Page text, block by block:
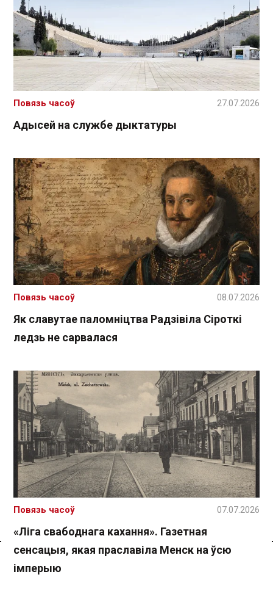
Спасылка без VPN
Адысей на службе дыктатуры
Повязь часоў 27.07.2026
Як славутае паломніцтва Радзівіла Сіроткі
ледзь не сарвалася
Повязь часоў 08.07.2026
«Ліга свабоднага кахання». Газетная
сенсацыя, якая праславіла Менск на ўсю
імперыю
Повязь часоў 07.07.2026